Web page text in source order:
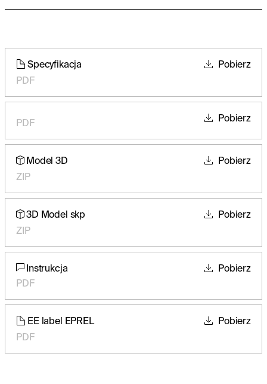
Specyfikacja
PDF
Pobierz
PDF Pobierz
Model 3D
ZIP
Pobierz
3D Model skp
ZIP
Pobierz
Instrukcja
PDF
Pobierz
EE label EPREL
PDF
Pobierz